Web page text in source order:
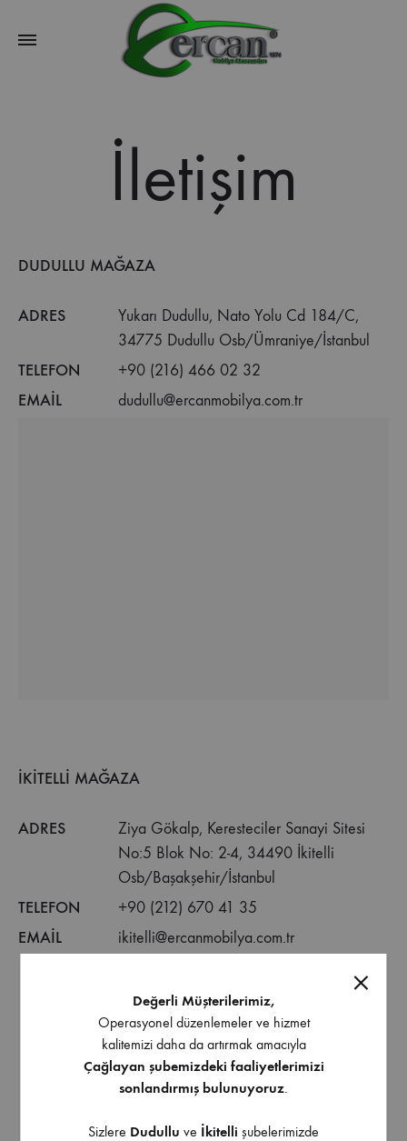
İletişim
DUDULLU MAĞAZA
ADRES
Yukarı Dudullu, Nato Yolu Cd 184/C,
34775 Dudullu Osb/Ümraniye/İstanbul
TELEFON
+90 (216) 466 02 32
EMAIL
dudullu@ercanmobilya.com.tr
İKİTELLİ MAĞAZA
ADRES
Ziya Gökalp, Keresteciler Sanayi Sitesi
No:5 Blok No: 2-4, 34490 İkitelli
Osb/Başakşehir/İstanbul
TELEFON
+90 (212) 670 41 35
EMAIL
ikitelli@ercanmobilya.com.tr
Değerli Müşterilerimiz,
Operasyonel düzenlemeler ve hizmet
kalitemizi daha da artırmak amacıyla
Çağlayan şubemizdeki faaliyetlerimizi
sonlandırmış bulunuyoruz
Sizlere Dudullu ve İkitelli şubelerimizde